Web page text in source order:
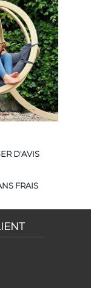
D'AVIS
FRAIS